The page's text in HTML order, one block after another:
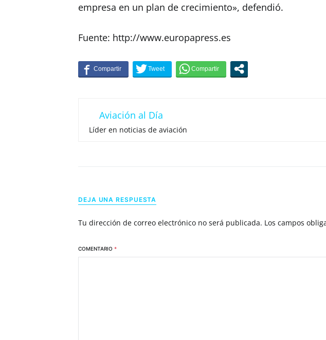
empresa en un plan de crecimiento», defendió.
Fuente: http://www.europapress.es
Aviación al Día
Líder en noticias de aviación
DEJA UNA RESPUESTA
Tu dirección de correo electrónico no será publicada. Los campos
COMENTARIO *